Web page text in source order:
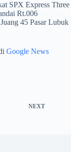
SPX Express Three
Rt.006
45 Pasar Lubuk
Google News
NEXT